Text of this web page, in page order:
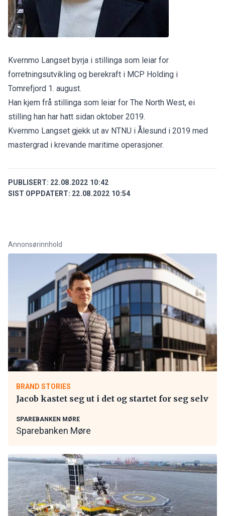
Kvernmo Langset byrja i stillinga som leiar for
forretningsutvikling og berekraft i MCP Holding i
Tomrefjord 1. august.
Han kjem frå stillinga som leiar for The North West, ei
stilling han har hatt sidan oktober 2019.
Kvernmo Langset gjekk ut av NTNU i Ålesund i 2019 med
mastergrad i krevande maritime operasjoner.
PUBLISERT: 22.08.2022 10:42
SIST OPPDATERT: 22.08.2022 10:54
Annonsørinnhold
BRAND STORIES
Jacob kastet seg ut i det og startet for seg selv
SPAREBANKEN MØRE
Sparebanken Møre